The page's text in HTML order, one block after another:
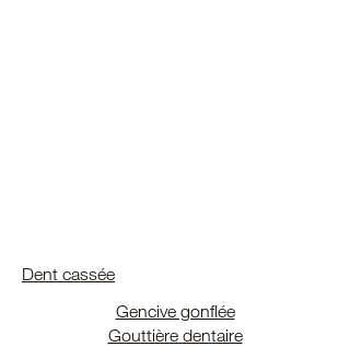
Dent cassée
Gencive gonflée
Gouttière dentaire